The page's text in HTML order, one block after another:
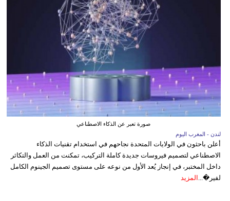
صورة تعبر عن الذكاء الاصطناعي
لندن - المغرب اليوم
أعلن باحثون في الولايات المتحدة نجاحهم في استخدام تقنيات الذكاء
الاصطناعي لتصميم فيروسات جديدة كاملة التركيب، تمكنت من العمل والتكاثر
داخل المختبر، في إنجاز يُعد الأول من نوعه على مستوى تصميم الجينوم الكامل
لفير�... المزيد